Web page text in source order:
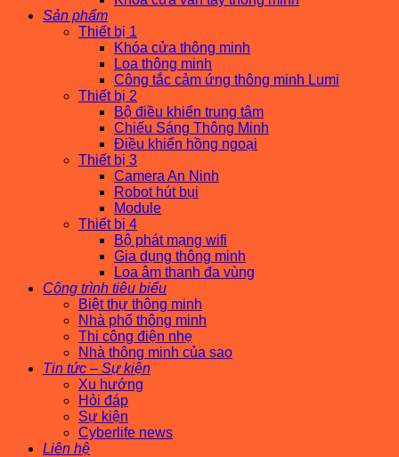
Sản phẩm
Thiết bị 1
Khóa cửa thông minh
Loa thông minh
Công tắc cảm ứng thông minh Lumi
Thiết bị 2
Bộ điều khiển trung tâm
Chiếu Sáng Thông Minh
Điều khiển hồng ngoại
Thiết bị 3
Camera An Ninh
Robot hút bụi
Module
Thiết bị 4
Bộ phát mạng wifi
Gia dụng thông minh
Loa âm thanh đa vùng
Công trình tiêu biểu
Biệt thự thông minh
Nhà phố thông minh
Thi công điện nhẹ
Nhà thông minh của sao
Tin tức – Sự kiện
Xu hướng
Hỏi đáp
Sự kiện
Cyberlife news
Liên hệ